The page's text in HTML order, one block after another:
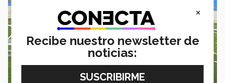
×
Recibe nuestro newsletter de
noticias: